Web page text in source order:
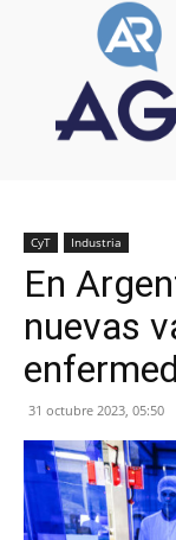
CyT Industria
En
nuevas
31 octubre 2023, 05:50